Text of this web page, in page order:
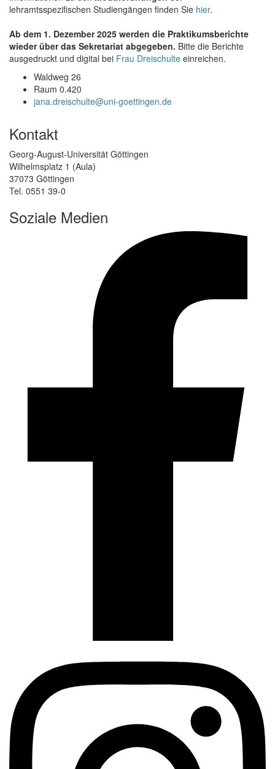
lehramtsspezifischen Studiengängen finden Sie hier.
Ab dem 1. Dezember 2025 werden die Praktikumsberichte
wieder über das Sekretariat abgegeben. Bitte die Berichte
ausgedruckt und digital bei Frau Dreischulte einreichen.
Waldweg 26
Raum 0.420
jana.dreischulte@uni-goettingen.de
Kontakt
Georg-August-Universität Göttingen
Wilhelmsplatz 1 (Aula)
37073 Göttingen
Tel. 0551 39-0
Soziale Medien